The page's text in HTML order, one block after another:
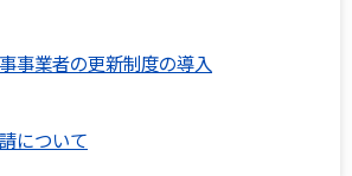
事業者の更新制度の導入
について